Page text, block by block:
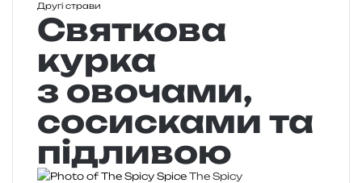
Другі страви
Святкова
курка
з овочами,
сосисками та
підливою
The Spicy